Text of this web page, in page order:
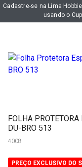
Cadastre-se na Lima
usando o
FOLHA
DU-BRO 513
4008
PREÇO EXCLUSIVO DO